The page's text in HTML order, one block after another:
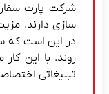
شرکت پارت
سازی دارند.
در این است که
روند. با این
تبلیغاتی